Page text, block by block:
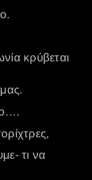
κρύβεται
τι να